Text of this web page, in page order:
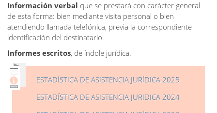
Información verbal que se prestará con carácter general
de esta forma: bien mediante visita personal o bien
atendiendo llamada telefónica, previa la correspondiente
identificación del destinatario.
Informes escritos, de índole jurídica.
ESTADÍSTICA DE ASISTENCIA JURÍDICA 2025
ESTADÍSTICA DE ASISTENCIA JURIDICA 2024